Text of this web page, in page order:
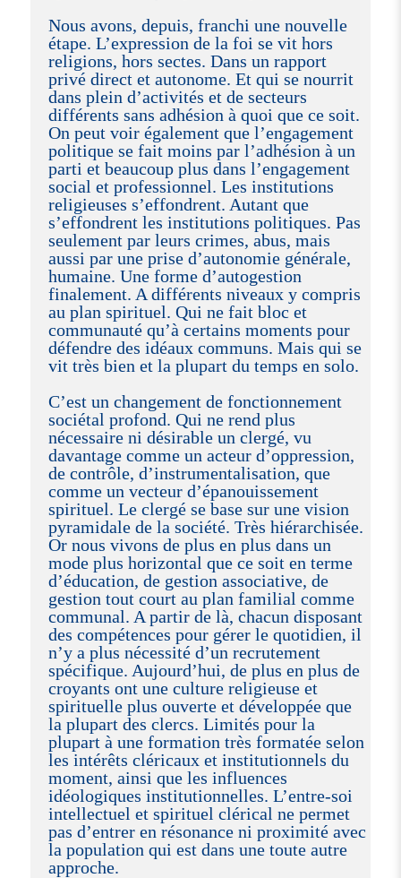
Nous avons, depuis, franchi une nouvelle
étape. L’expression de la foi se vit hors
religions, hors sectes. Dans un rapport
privé direct et autonome. Et qui se nourrit
dans plein d’activités et de secteurs
différents sans adhésion à quoi que ce soit.
On peut voir également que l’engagement
politique se fait moins par l’adhésion à un
parti et beaucoup plus dans l’engagement
social et professionnel. Les institutions
religieuses s’effondrent. Autant que
s’effondrent les institutions politiques. Pas
seulement par leurs crimes, abus, mais
aussi par une prise d’autonomie générale,
humaine. Une forme d’autogestion
finalement. A différents niveaux y compris
au plan spirituel. Qui ne fait bloc et
communauté qu’à certains moments pour
défendre des idéaux communs. Mais qui se
vit très bien et la plupart du temps en solo.
C’est un changement de fonctionnement
sociétal profond. Qui ne rend plus
nécessaire ni désirable un clergé, vu
davantage comme un acteur d’oppression,
de contrôle, d’instrumentalisation, que
comme un vecteur d’épanouissement
spirituel. Le clergé se base sur une vision
pyramidale de la société. Très hiérarchisée.
Or nous vivons de plus en plus dans un
mode plus horizontal que ce soit en terme
d’éducation, de gestion associative, de
gestion tout court au plan familial comme
communal. A partir de là, chacun disposant
des compétences pour gérer le quotidien, il
n’y a plus nécessité d’un recrutement
spécifique. Aujourd’hui, de plus en plus de
croyants ont une culture religieuse et
spirituelle plus ouverte et développée que
la plupart des clercs. Limités pour la
plupart à une formation très formatée selon
les intérêts cléricaux et institutionnels du
moment, ainsi que les influences
idéologiques institutionnelles. L’entre-soi
intellectuel et spirituel clérical ne permet
pas d’entrer en résonance ni proximité avec
la population qui est dans une toute autre
approche.